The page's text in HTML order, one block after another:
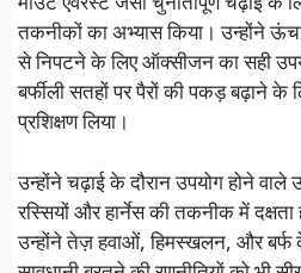
तकनीकों का अभ्यास किया। उन्होंने
से निपटने के लिए ऑक्सीजन का सही
बर्फीली सतहों पर पैरों की पकड़ बढ़ाने
प्रशिक्षण लिया।
उन्होंने चढ़ाई के दौरान उपयोग होने
रस्सियों और हार्नेस की तकनीक में
उन्होंने तेज़ हवाओं, हिमस्खलन, और बर्फ